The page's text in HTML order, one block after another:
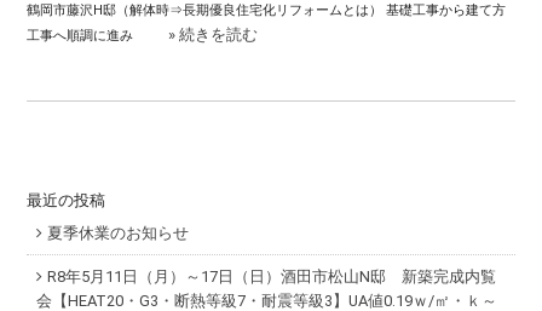
鶴岡市藤沢H邸（解体時⇒長期優良住宅化リフォームとは） 基礎工事から建て方
工事へ順調に進み
» 続きを読む
最近の投稿
夏季休業のお知らせ
R8年5月11日（月）～17日（日）酒田市松山N邸 新築完成内覧
会【HEAT20・G3・断熱等級7・耐震等級3】UA値0.19ｗ/㎡・ｋ～